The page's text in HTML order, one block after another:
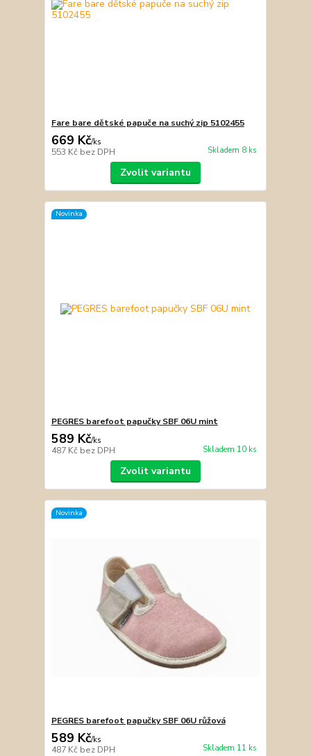
Fare bare dětské papuče na suchý zip 5102455
669 Kč/ks
553 Kč bez DPH Skladem 8 ks
Zvolit variantu
Novinka
PEGRES barefoot papučky SBF 06U mint
589 Kč/ks
487 Kč bez DPH Skladem 10 ks
Zvolit variantu
Novinka
PEGRES barefoot papučky SBF 06U růžová
589 Kč/ks
487 Kč bez DPH Skladem 11 ks